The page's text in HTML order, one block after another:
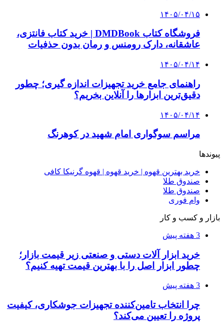
۱۴۰۵/۰۴/۱۵
فروشگاه کتاب DMDBook | خرید کتاب فانتزی،
عاشقانه، دارک رومنس و رمان بدون حذفیات
۱۴۰۵/۰۴/۱۴
راهنمای جامع خرید تجهیزات اندازه گیری؛ چطور
دقیق‌ترین ابزارها را آنلاین بخریم؟
۱۴۰۵/۰۴/۱۴
مراسم سوگواری امام شهید در کوهرنگ
پیوندها
خرید بهترین قهوه | خرید قهوه | قهوه گرنیکا کافی
صندوق طلا
صندوق طلا
وام فوری
بازار و کسب و کار
3 هفته پیش
خرید ابزار آلات دستی و صنعتی زیر قیمت بازار؛
چطور ابزار اصل را با بهترین قیمت تهیه کنیم؟
3 هفته پیش
چرا انتخاب تامین‌کننده تجهیزات جوشکاری، کیفیت
پروژه را تعیین می‌کند؟